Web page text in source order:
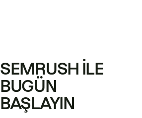
SEMRUSH ILE
BUGÜN
BAŞLAYIN